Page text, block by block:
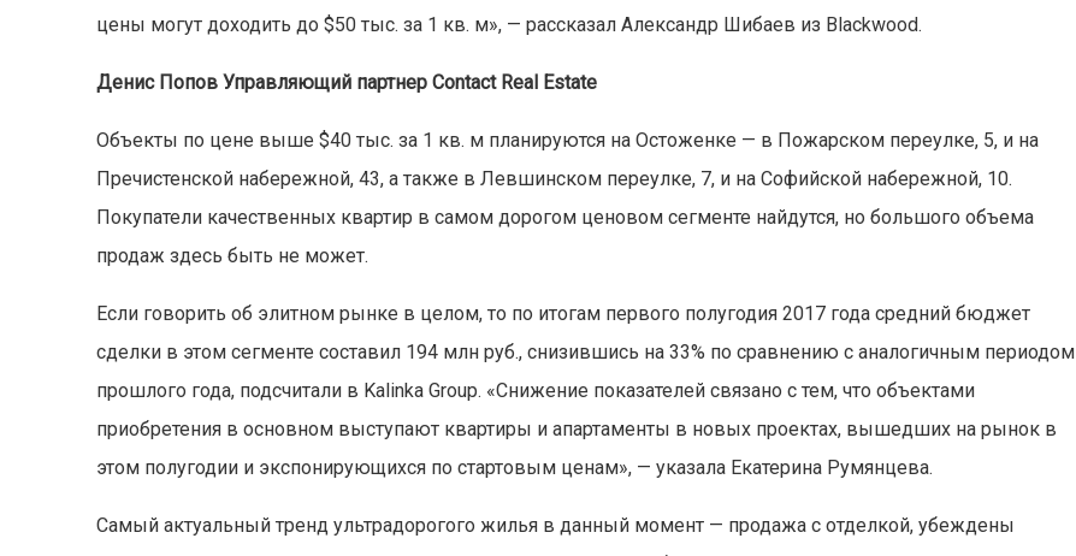
цены могут доходить до $50 тыс. за 1 кв. м», — рассказал Александр Шибаев из Blackwood.
Денис Попов Управляющий партнер Contact Real Estate
Объекты по цене выше $40 тыс. за 1 кв. м планируются на Остоженке — в Пожарском переулке, 5, и на
Пречистенской набережной, 43, а также в Левшинском переулке, 7, и на Софийской набережной, 10.
Покупатели качественных квартир в самом дорогом ценовом сегменте найдутся, но большого объема
продаж здесь быть не может.
Если говорить об элитном рынке в целом, то по итогам первого полугодия 2017 года средний бюджет
сделки в этом сегменте составил 194 млн руб., снизившись на 33% по сравнению с аналогичным периодом
прошлого года, подсчитали в Kalinka Group. «Снижение показателей связано с тем, что объектами
приобретения в основном выступают квартиры и апартаменты в новых проектах, вышедших на рынок в
этом полугодии и экспонирующихся по стартовым ценам», — указала Екатерина Румянцева.
Самый актуальный тренд ультрадорогого жилья в данный момент — продажа с отделкой, убеждены